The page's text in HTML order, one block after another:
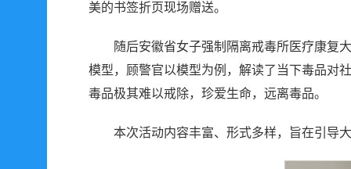
美的书签折页现场赠送。
随后安徽省女子强制隔离戒毒所医疗康复
模型，顾警官以模型为例，解读了当下毒品对
毒品极其难以戒除，珍爱生命，远离毒品。
本次活动内容丰富、形式多样，旨在引导